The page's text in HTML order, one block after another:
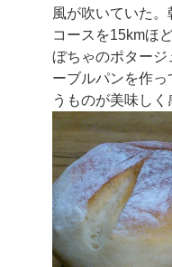
風が吹いていた
コースを15kmほ
ぼちゃのポター
ーブルパンを作
うものが美味しく